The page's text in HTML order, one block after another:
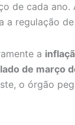
de cada ano.
a regulação
a
de março
o órgão